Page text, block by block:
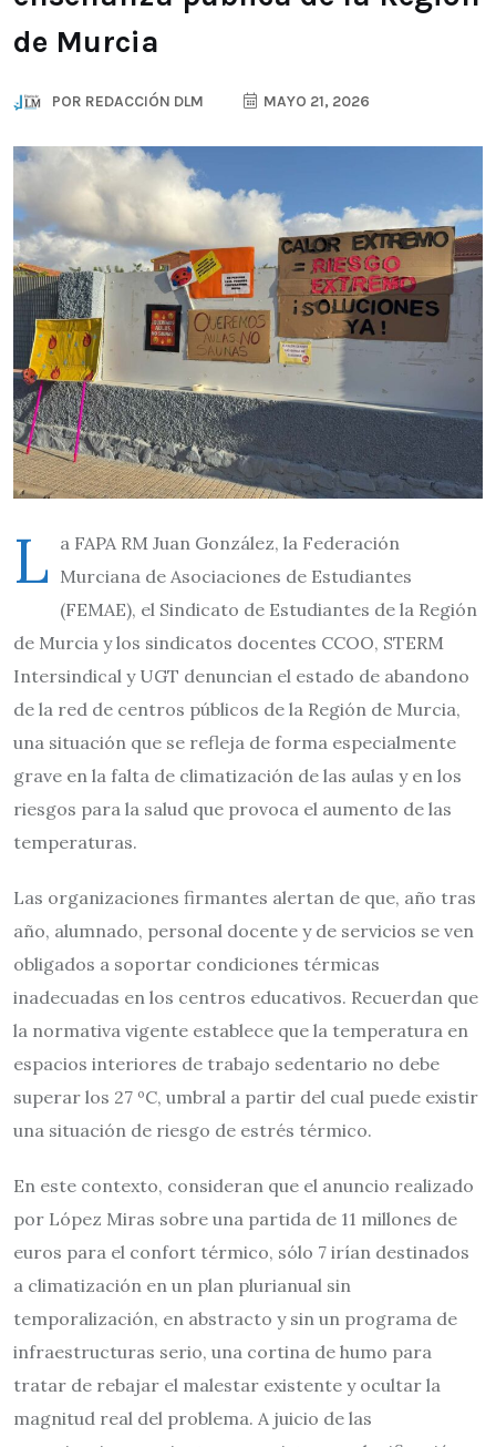
de Murcia
POR REDACCIÓN DLM MAYO 21, 2026
L a FAPA RM Juan González, la Federación
Murciana de Asociaciones de Estudiantes
(FEMAE), el Sindicato de Estudiantes de la Región
de Murcia y los sindicatos docentes CCOO, STERM
Intersindical y UGT denuncian el estado de abandono
de la red de centros públicos de la Región de Murcia,
una situación que se refleja de forma especialmente
grave en la falta de climatización de las aulas y en los
riesgos para la salud que provoca el aumento de las
temperaturas.
Las organizaciones firmantes alertan de que, año tras
año, alumnado, personal docente y de servicios se ven
obligados a soportar condiciones térmicas
inadecuadas en los centros educativos. Recuerdan que
la normativa vigente establece que la temperatura en
espacios interiores de trabajo sedentario no debe
superar los 27 ºC, umbral a partir del cual puede existir
una situación de riesgo de estrés térmico.
En este contexto, consideran que el anuncio realizado
por López Miras sobre una partida de 11 millones de
euros para el confort térmico, sólo 7 irían destinados
a climatización en un plan plurianual sin
temporalización, en abstracto y sin un programa de
infraestructuras serio, una cortina de humo para
tratar de rebajar el malestar existente y ocultar la
magnitud real del problema. A juicio de las